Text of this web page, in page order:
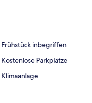
Frühstück inbegriffen
Kostenlose Parkplätze
Klimaanlage